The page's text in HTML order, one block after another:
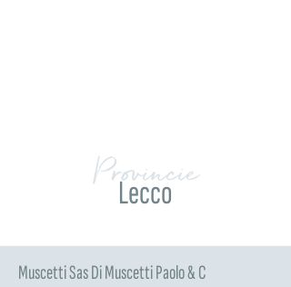
Provincie
Lecco
Muscetti Sas Di Muscetti Paolo & C